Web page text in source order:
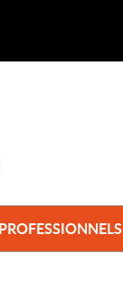
PROFESSIONNELS